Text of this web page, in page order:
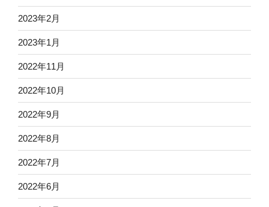
2023年2月
2023年1月
2022年11月
2022年10月
2022年9月
2022年8月
2022年7月
2022年6月